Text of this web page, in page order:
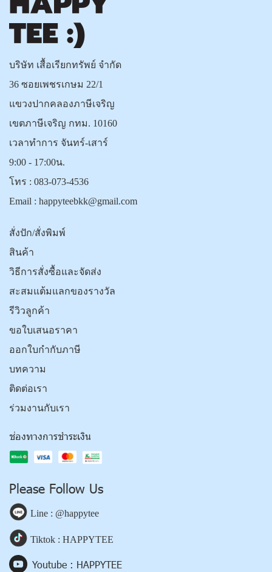
บริษัท เสื้อเรียกทรัพย์ จำกัด
36 ซอยเพชรเกษม 22/1
แขวงปากคลองภาษีเจริญ
เขตภาษีเจริญ กทม. 10160
เวลาทำการ จันทร์-เสาร์
9:00 - 17:00น.
โทร : 083-073-4536
Email : happyteebkk@gmail.com
สั่งปัก/สั่งพิมพ์
สินค้า
วิธีการสั่งซื้อและจัดส่ง
สะสมแต้มแลกของรางวัล
รีวิวลูกค้า
ขอใบเสนอราคา
ออกใบกำกับภาษี
บทความ
ติดต่อเรา
ร่วมงานกับเรา
ช่องทางการชำระเงิน
Please Follow Us
Line : @happytee
Tiktok : HAPPYTEE
Youtube : HAPPYTEE